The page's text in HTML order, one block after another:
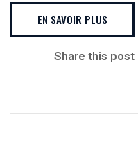
EN SAVOIR PLUS
Share this post